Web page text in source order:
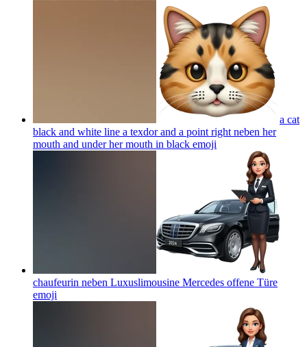
a cat
black and white line a texdor and a point right neben her
mouth and under her mouth in black emoji
chaufeurin neben Luxuslimousine Mercedes offene Türe
emoji